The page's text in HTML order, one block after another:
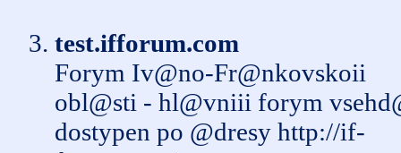
test.ifforum.com
Forym Iv@no-Fr@nkovskoii
obl@sti - hl@vniii forym
dostypen po @dresy http://if-